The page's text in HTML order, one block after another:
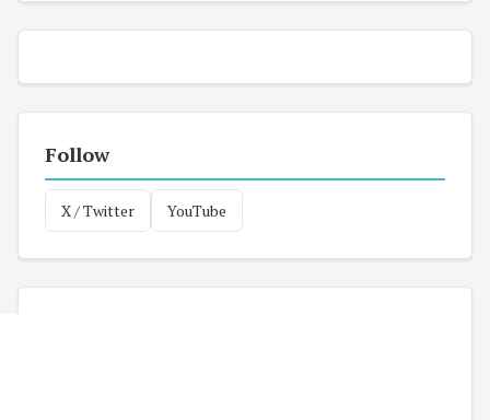
Follow
X / Twitter YouTube